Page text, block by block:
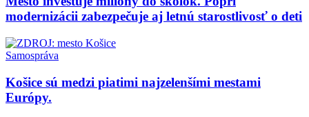
modernizácii zabezpečuje aj letnú starostlivosť o deti
Samospráva
Košice sú medzi piatimi najzelenšími mestami
Európy.